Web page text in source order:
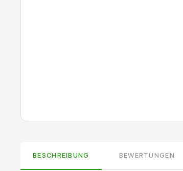
BESCHREIBUNG BEWERTUNGEN